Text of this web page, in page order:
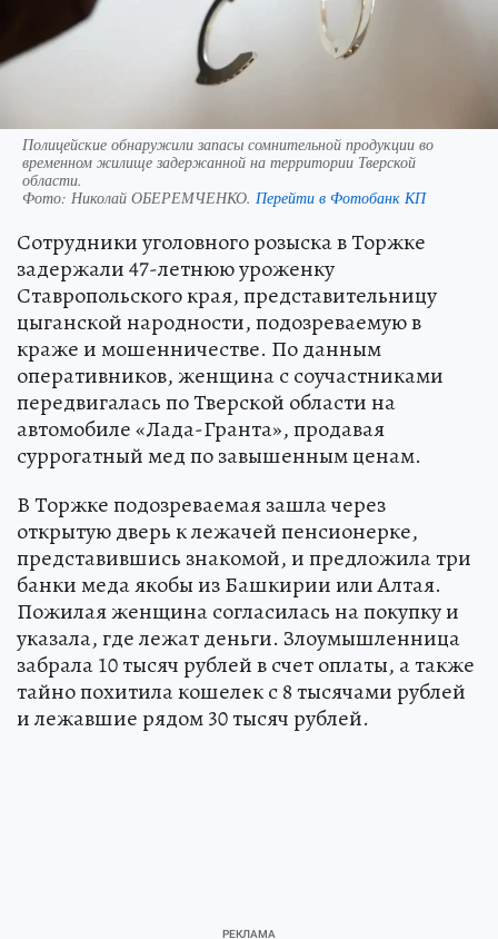
Полицейские обнаружили запасы сомнительной продукции во
временном жилище задержанной на территории Тверской
области.
Фото: Николай ОБЕРЕМЧЕНКО. Перейти в Фотобанк КП
Сотрудники уголовного розыска в Торжке
задержали 47-летнюю уроженку
Ставропольского края, представительницу
цыганской народности, подозреваемую в
краже и мошенничестве. По данным
оперативников, женщина с соучастниками
передвигалась по Тверской области на
автомобиле «Лада-Гранта», продавая
суррогатный мед по завышенным ценам.
В Торжке подозреваемая зашла через
открытую дверь к лежачей пенсионерке,
представившись знакомой, и предложила три
банки меда якобы из Башкирии или Алтая.
Пожилая женщина согласилась на покупку и
указала, где лежат деньги. Злоумышленница
забрала 10 тысяч рублей в счет оплаты, а также
тайно похитила кошелек с 8 тысячами рублей
и лежавшие рядом 30 тысяч рублей.